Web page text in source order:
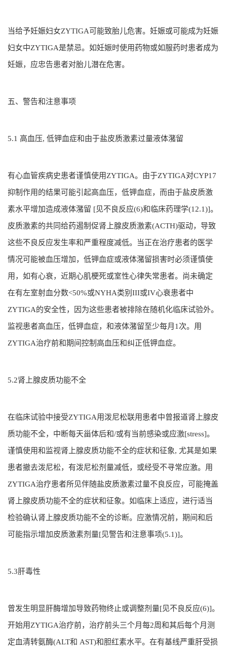
当给予妊娠妇女ZYTIGA可能致胎儿危害。妊娠或可能成为妊娠
妇女中ZYTIGA是禁忌。如妊娠时使用药物或如服药时患者成为
妊娠，应忠告患者对胎儿潜在危害。
五、警告和注意事项
5.1 高血压, 低钾血症和由于盐皮质激素过量液体潴留
有心血管疾病史患者谨慎使用ZYTIGA。由于ZYTIGA对CYP17
抑制作用的结果可能引起高血压，低钾血症，而由于盐皮质激
素水平增加造成液体潴留 [见不良反应(6)和临床药理学(12.1)]。
皮质激素的共同给药遏制促肾上腺皮质激素(ACTH)驱动，导致
这些不良反应发生率和严重程度减低。当正在治疗患者的医学
情况可能被血压增加，低钾血症或液体潴留损害时必须谨慎使
用，如有心衰，近期心肌梗死或室性心律失常患者。尚未确定
在有左室射血分数<50%或NYHA类别III或IV心衰患者中
ZYTIGA的安全性，因为这些患者被排除在随机化临床试验外。
监视患者高血压，低钾血症，和液体潴留至少每月1次。用
ZYTIGA治疗前和期间控制高血压和纠正低钾血症。
5.2肾上腺皮质功能不全
在临床试验中接受ZYTIGA用泼尼松联用患者中曾报道肾上腺皮
质功能不全，中断每天甾体后和/或有当前感染或应激[stress]。
谨慎使用和监视肾上腺皮质功能不全的症状和征象, 尤其是如果
患者撤去泼尼松，有泼尼松剂量减低，或经受不寻常应激。用
ZYTIGA治疗患者所见伴随盐皮质激素过量不良反应，可能掩盖
肾上腺皮质功能不全的症状和征象。如临床上适应，进行适当
检验确认肾上腺皮质功能不全的诊断。应激情况前，期间和后
可能指示增加皮质激素剂量[见警告和注意事项(5.1)]。
5.3肝毒性
曾发生明显肝酶增加导致药物终止或调整剂量[见不良反应(6)]。
开始用ZYTIGA治疗前，治疗前头三个月每2周和其后每个月测
定血清转氨酶(ALT和 AST)和胆红素水平。在有基线严重肝受损